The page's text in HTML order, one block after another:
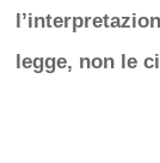
legge, non le